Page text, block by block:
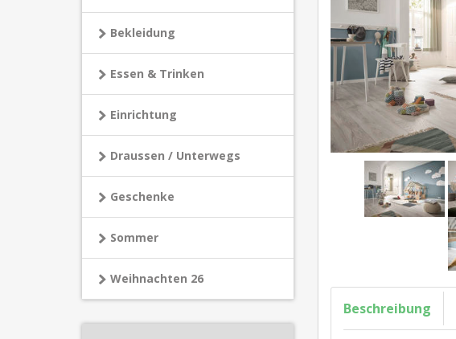
Bekleidung
Essen & Trinken
Einrichtung
Draussen / Unterwegs
Geschenke
Sommer
Weihnachten 26
Beschreibung